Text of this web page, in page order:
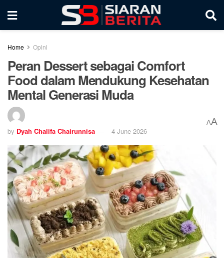
Home Opini
Peran Dessert sebagai Comfort
Food dalam Mendukung Kesehatan
Mental Generasi Muda
by Dyah Chalifa Chairunnisa 4 June 2026
AA